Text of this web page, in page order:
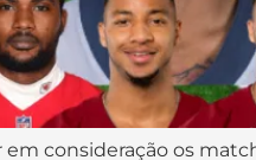
em consideração os